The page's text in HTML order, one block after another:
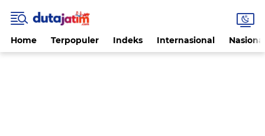
Home Terpopuler Indeks Internasional